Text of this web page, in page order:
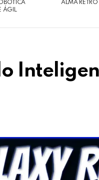
ÁGIL
ALMA RETRO